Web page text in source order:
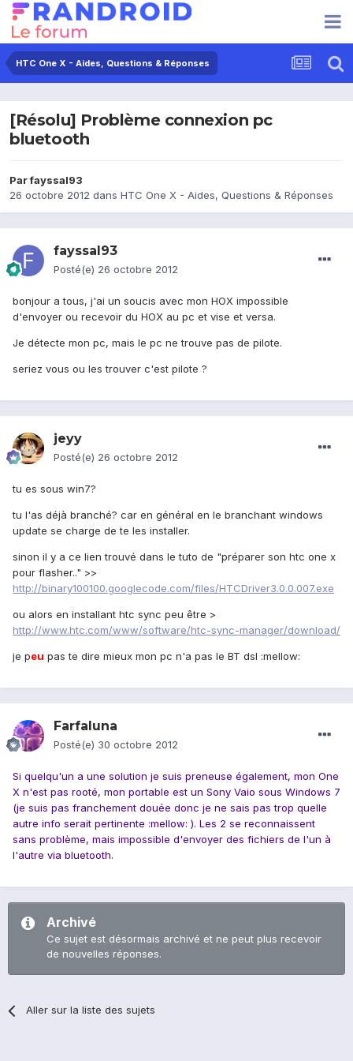
HTC One X - Aides, Questions & Réponses
[Résolu] Problème connexion pc
bluetooth
Parfayssal93
26 octobre 2012 dans HTC One X - Aides, Questions & Réponses
fayssal93
Posté(e) 26 octobre 2012
bonjour a tous, j'ai un soucis avec mon HOX impossible
d'envoyer ou recevoir du HOX au pc et vise et versa.
Je détecte mon pc, mais le pc ne trouve pas de pilote.
seriez vous ou les trouver c'est pilote ?
jeyy
Posté(e) 26 octobre 2012
tu es sous win7?
tu l'as déjà branché? car en général en le branchant windows
update se charge de te les installer.
sinon il y a ce lien trouvé dans le tuto de "préparer son htc one x
pour flasher.." >>
http://binary100100.googlecode.com/files/HTCDriver3.0.0.007.exe
ou alors en installant htc sync peu être >
http://www.htc.com/www/software/htc-sync-manager/download/
je peu pas te dire mieux mon pc n'a pas le BT dsl :mellow:
Farfaluna
Posté(e) 30 octobre 2012
Si quelqu'un a une solution je suis preneuse également, mon One
X n'est pas rooté, mon portable est un Sony Vaio sous Windows 7
(je suis pas franchement douée donc je ne sais pas trop quelle
autre info serait pertinente :mellow: ). Les 2 se reconnaissent
sans problème, mais impossible d'envoyer des fichiers de l'un à
l'autre via bluetooth.
Archivé
Ce sujet est désormais archivé et ne peut plus recevoir
de nouvelles réponses.
Aller sur la liste des sujets